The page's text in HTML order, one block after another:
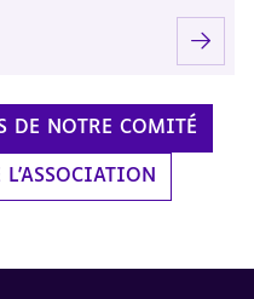
DE NOTRE COMITÉ
L'ASSOCIATION